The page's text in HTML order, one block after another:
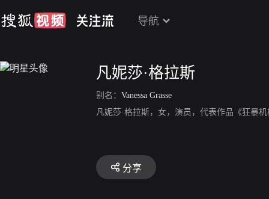
导航
凡妮莎·格拉斯
别名： Vanessa Grasse
凡妮莎·格拉斯，女，演员，代表作品《狂暴
分享